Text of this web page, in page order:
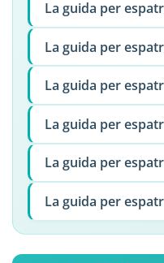
La guida per
La guida per
La guida per
La guida per
La guida per
La guida per